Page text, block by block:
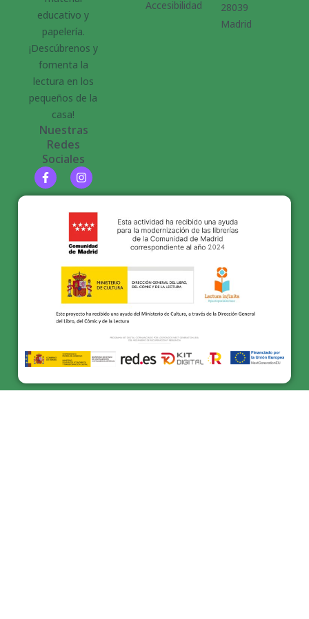
educativo y
papelería.
¡Descúbrenos y
fomenta la
lectura en los
pequeños de la
casa!
Nuestras
Redes
Sociales
Accesibilidad
28039
Madrid